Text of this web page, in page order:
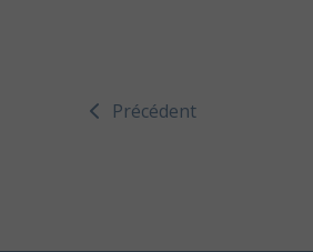
Précédent